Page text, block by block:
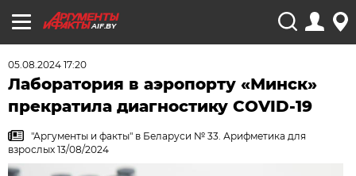
AIF.BY
05.08.2024 17:20
Лаборатория в аэропорту «Минск»
прекратила диагностику COVID-19
"Аргументы и факты" в Беларуси № 33. Арифметика для
взрослых 13/08/2024